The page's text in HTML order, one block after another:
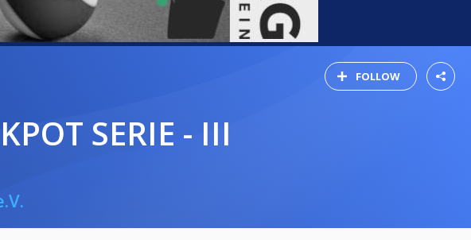
FOLLOW
SERIE - III